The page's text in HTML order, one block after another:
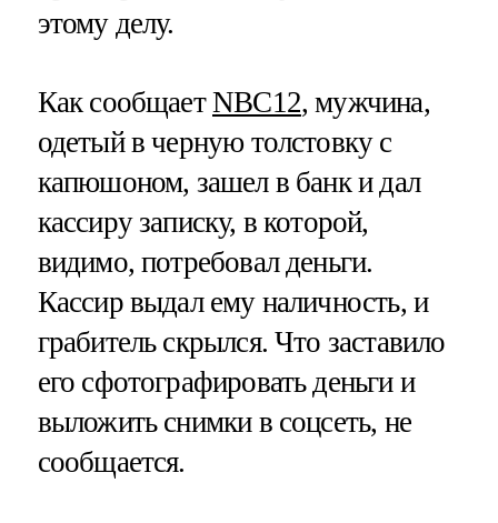
этому делу.
Как сообщаетNBC12, мужчина,
одетый в черную толстовку с
капюшоном, зашел в банк и дал
кассиру записку, в которой,
видимо, потребовал деньги.
Кассир выдал ему наличность, и
грабитель скрылся. Что заставило
его сфотографировать деньги и
выложить снимки в соцсеть, не
сообщается.